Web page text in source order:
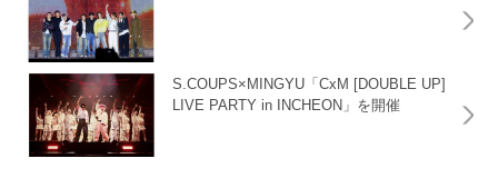
S.COUPS×MINGYU「CxM [DOUBLE UP]
LIVE PARTY in INCHEON」を開催